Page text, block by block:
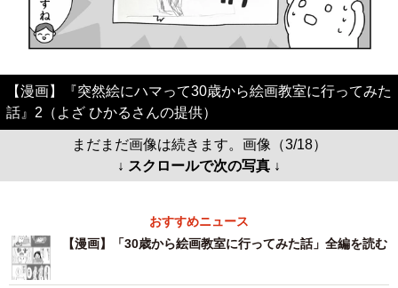
【漫画】『突然絵にハマって30歳から絵画教室に行ってみた
話』2（よざ ひかるさんの提供）
まだまだ画像は続きます。画像（3/18）
↓ スクロールで次の写真 ↓
おすすめニュース
【漫画】「30歳から絵画教室に行ってみた話」全編を読む